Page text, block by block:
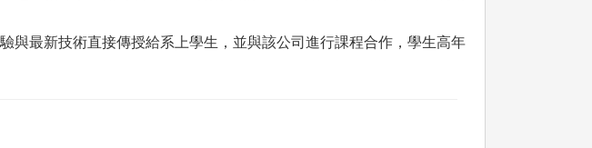
與最新技術直接傳授給系上學生，並與該公司進行課程合作，學生高年